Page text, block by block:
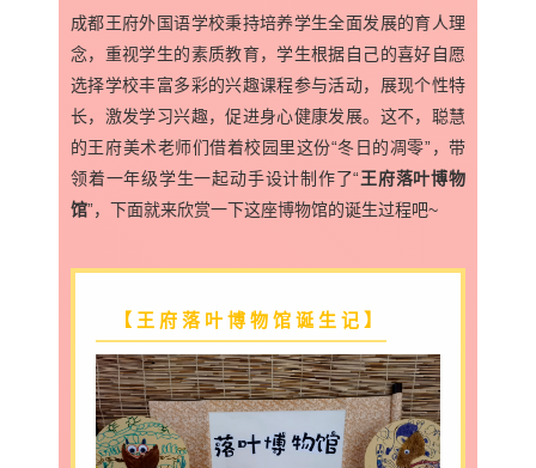
成都王府外国语学校秉持培养学生全面发展的育人理
念，重视学生的素质教育，学生根据自己的喜好自愿
选择学校丰富多彩的兴趣课程参与活动，展现个性特
长，激发学习兴趣，促进身心健康发展。 这不，聪慧
的王府美术老师们借着校园里这份“冬日的凋零”，带
领着一年级学生一起动手设计制作了“王府落叶博物
馆”，下面就来欣赏一下这座博物馆的诞生过程吧~
【王府落叶博物馆诞生记】